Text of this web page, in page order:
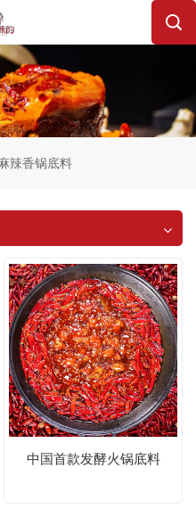
辣香锅底料
中国首款发酵火锅底料